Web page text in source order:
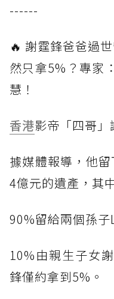
------
🔥 謝霆鋒爸爸過
然只拿5%？專家
慧！
香港影帝「四哥」
據媒體報導，他
4億元的遺產，其
90%留給兩個孫
10%由親生子女
鋒僅約拿到5%。